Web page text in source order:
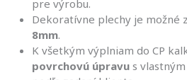
pre výrobu.
Dekoratívne plechy je možné
8mm.
K všetkým výplniam do CP
povrchovú úpravu s